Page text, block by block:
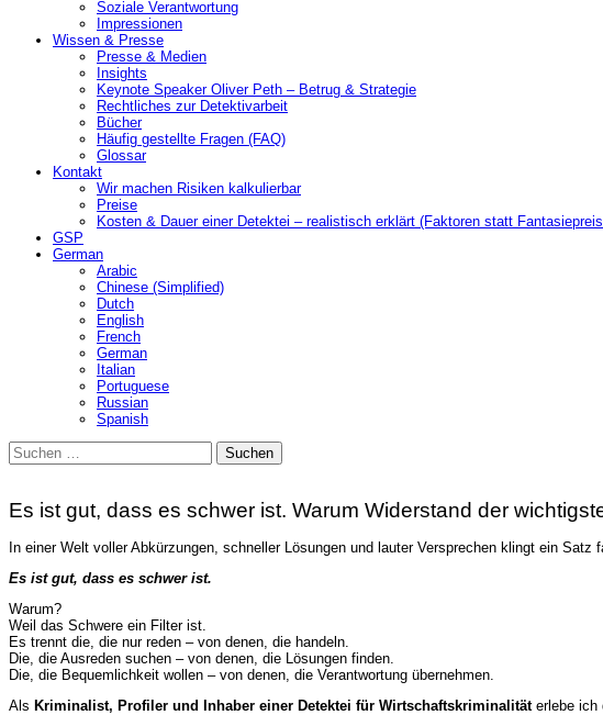
Soziale Verantwortung
Impressionen
Wissen & Presse
Presse & Medien
Insights
Keynote Speaker Oliver Peth – Betrug & Strategie
Rechtliches zur Detektivarbeit
Bücher
Häufig gestellte Fragen (FAQ)
Glossar
Kontakt
Wir machen Risiken kalkulierbar
Preise
Kosten & Dauer einer Detektei – realistisch erklärt (Faktoren statt
GSP
German
Arabic
Chinese (Simplified)
Dutch
English
French
German
Italian
Portuguese
Russian
Spanish
Suchen
nach:
Es ist gut, dass es schwer ist. Warum Widerstand der
In einer Welt voller Abkürzungen, schneller Lösungen und lauter Versprechen klingt ein Satz
Es ist gut, dass es schwer ist.
Warum?
Weil das Schwere ein Filter ist.
Es trennt die, die nur reden – von denen, die handeln.
Die, die Ausreden suchen – von denen, die Lösungen finden.
Die, die Bequemlichkeit wollen – von denen, die Verantwortung übernehmen.
Als Kriminalist, Profiler und Inhaber einer Detektei für Wirtschaftskriminalitäterlebe ich